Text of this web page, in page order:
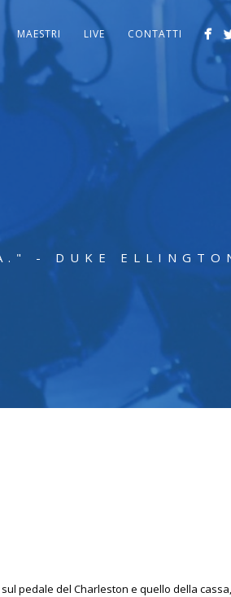
MAESTRI LIVE CONTATTI
- DUKE
pedale del Charleston e quello della